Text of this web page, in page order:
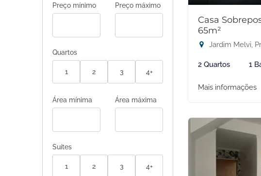
Preço mínimo Preço máximo
Quartos
1 2 3 4+
Área mínima Área máxima
Suítes
1 2 3 4+
Casa
65m²
Jardim Melvi,
2 Quartos 1
Mais informações